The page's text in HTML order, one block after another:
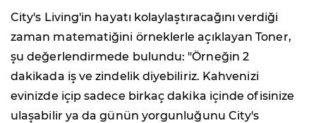
City's Living'in hayatı kolaylaştıracağını verdiği
zaman matematiğini örneklerle açıklayan Toner,
şu değerlendirmede bulundu: "Örneğin 2
dakikada iş ve zindelik diyebiliriz. Kahvenizi
evinizde içip sadece birkaç dakika içinde ofisinize
ulaşabilir ya da günün yorgunluğunu City's